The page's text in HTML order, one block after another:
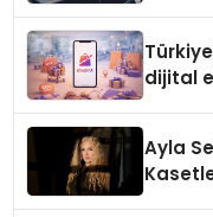
dijital
Ayla